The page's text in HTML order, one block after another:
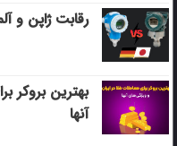
رقابت ژاپن و
بهترین بروکر
آنها